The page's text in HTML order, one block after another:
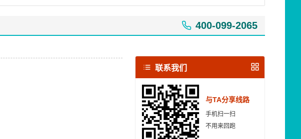
400-099-2065
联系我们
与TA分享线路
手机扫一扫
不用来回跑